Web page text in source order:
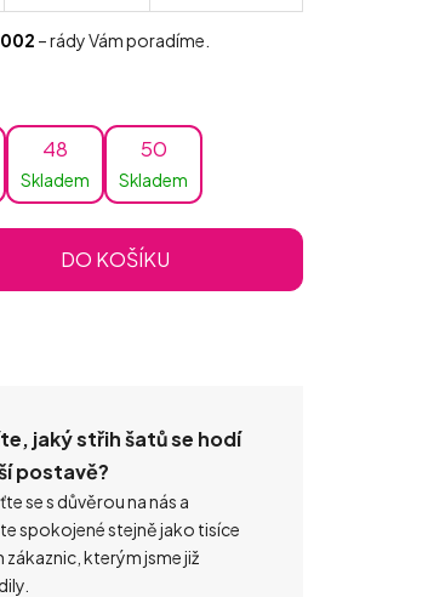
– rády Vám poradíme.
48
Skladem
50
Skladem
DO KOŠÍKU
jaký střih šatů se hodí
postavě?
se s důvěrou na nás a
spokojené stejně jako tisíce
zákaznic, kterým jsme již